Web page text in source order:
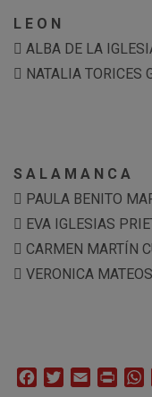
L E O N
 ALBA DE LA
 NATALIA TORICES
S A L A M A N C A
 PAULA BENITO
 EVA IGLESIAS
 CARMEN MARTÍN
 VERONICA
FacebookTwitterEmail Print